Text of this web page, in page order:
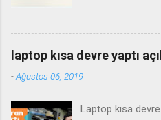
laptop kısa devre yaptı
-Ağustos 06, 2019
Laptop kısa